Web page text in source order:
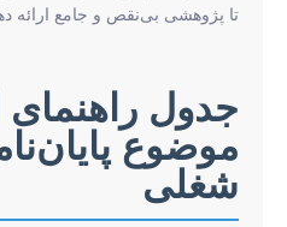
تا پژوهشی بی‌نقص و جامع ارائه
جدول راهنمای
موضوع
شغلی